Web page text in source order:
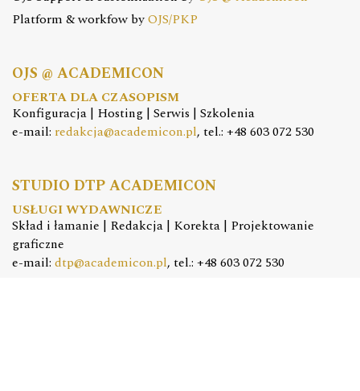
Platform & workfow byOJS/PKP
OJS @ ACADEMICON
OFERTA DLA CZASOPISM
Konfiguracja | Hosting | Serwis | Szkolenia
e-mail: redakcja@academicon.pl, tel.: +48 603 072 530
STUDIO DTP ACADEMICON
USŁUGI WYDAWNICZE
Skład i łamanie | Redakcja | Korekta | Projektowanie
graficzne
e-mail: dtp@academicon.pl, tel.: +48 603 072 530